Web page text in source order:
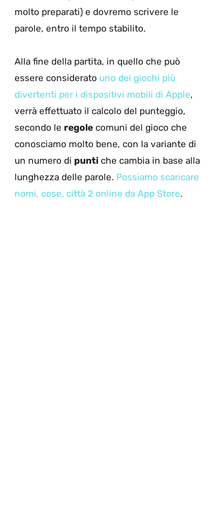
molto preparati) e dovremo scrivere le
parole, entro il tempo stabilito.
Alla fine della partita, in quello che può
essere considerato uno dei giochi più
divertenti per i dispositivi mobili di Apple,
verrà effettuato il calcolo del punteggio,
secondo le regole comuni del gioco che
conosciamo molto bene, con la variante di
un numero di punti che cambia in base alla
lunghezza delle parole. Possiamo scaricare
nomi, cose, città 2 online da App Store.